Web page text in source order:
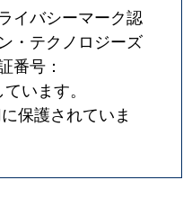
イバシーマーク認
・テクノロジーズ
番号：
います。
保護されていま